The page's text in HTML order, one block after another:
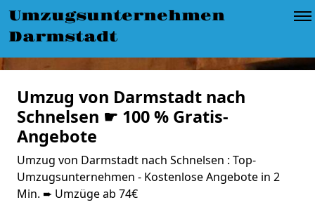
Umzugsunternehmen
Darmstadt
Umzug von Darmstadt nach
Schnelsen ☛ 100 % Gratis-
Angebote
Umzug von Darmstadt nach Schnelsen : Top-
Umzugsunternehmen - Kostenlose Angebote in 2
Min. ➨ Umzüge ab 74€